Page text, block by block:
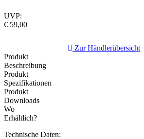
UVP:
€ 59,00
Zur Händlerübersicht
Produkt
Beschreibung
Produkt
Spezifikationen
Produkt
Downloads
Wo
Erhältlich?
Technische Daten: